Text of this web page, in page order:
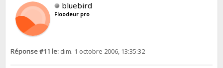
bluebird
Floodeur pro
Réponse #11 le: dim. 1 octobre 2006, 13:35:32